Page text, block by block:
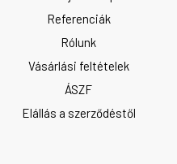
Referenciák
Rólunk
Vásárlási feltételek
ÁSZF
Elállás a szerződéstől